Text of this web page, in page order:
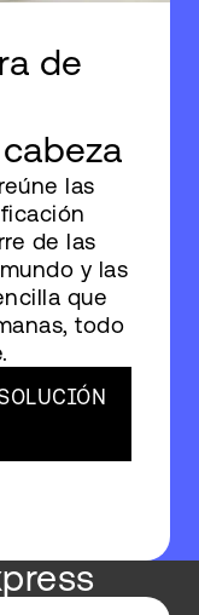
de
las
de las
y las
que
todo